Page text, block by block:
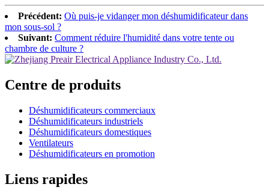
Précédent: Où puis-je vidanger mon déshumidificateur dans
mon sous-sol ?
Suivant: Comment réduire l'humidité dans votre tente ou
chambre de culture ?
Centre de produits
Déshumidificateurs commerciaux
Déshumidificateurs industriels
Déshumidificateurs domestiques
Ventilateurs
Déshumidificateurs en promotion
Liens rapides